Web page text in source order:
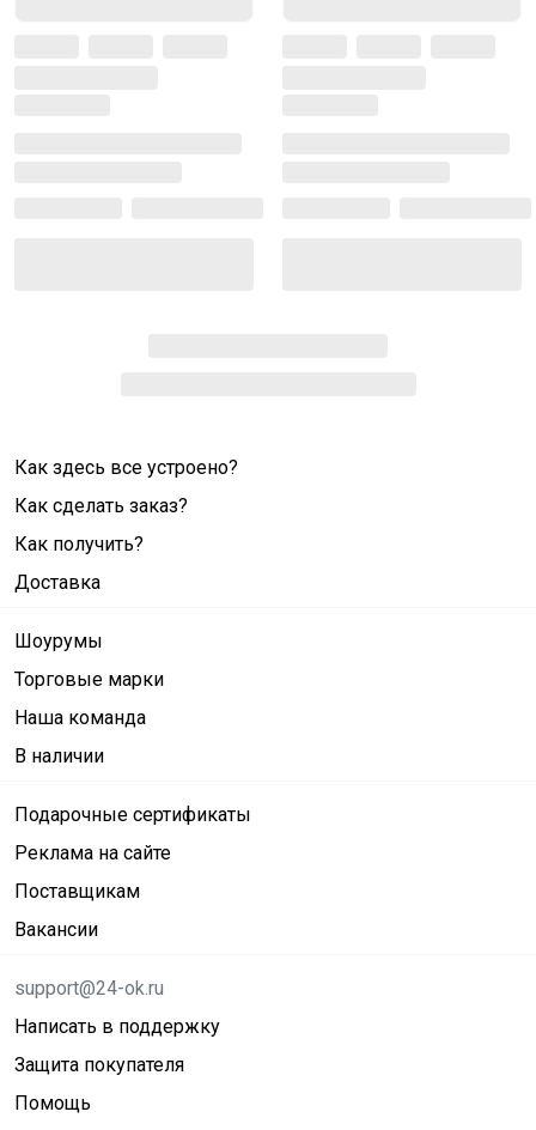
Как здесь все устроено?
Как сделать заказ?
Как получить?
Доставка
Шоурумы
Торговые марки
Наша команда
В наличии
Подарочные сертификаты
Реклама на сайте
Поставщикам
Вакансии
support@24-ok.ru
Написать в поддержку
Защита покупателя
Помощь